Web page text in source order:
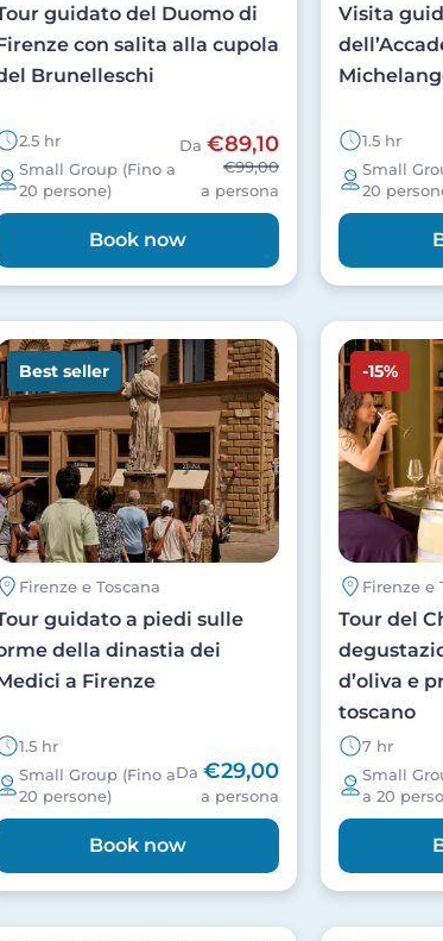
guidato del Duomo di
con salita alla cupola
Brunelleschi
2.5 hr
Small Group (Fino a
20 persone)
Da €89,10
€99,00
a persona
Book now
Visita
1.5 hr
Small
20
Best seller
Firenze e Toscana
guidato a piedi sulle
della dinastia dei
a Firenze
1.5 hr
Small Group (Fino a
20 persone)
Da €29,00
a persona
Book now
Image
-15%
Firenze e
Tour del
d’oliva e
toscano
7 hr
Small
a 20